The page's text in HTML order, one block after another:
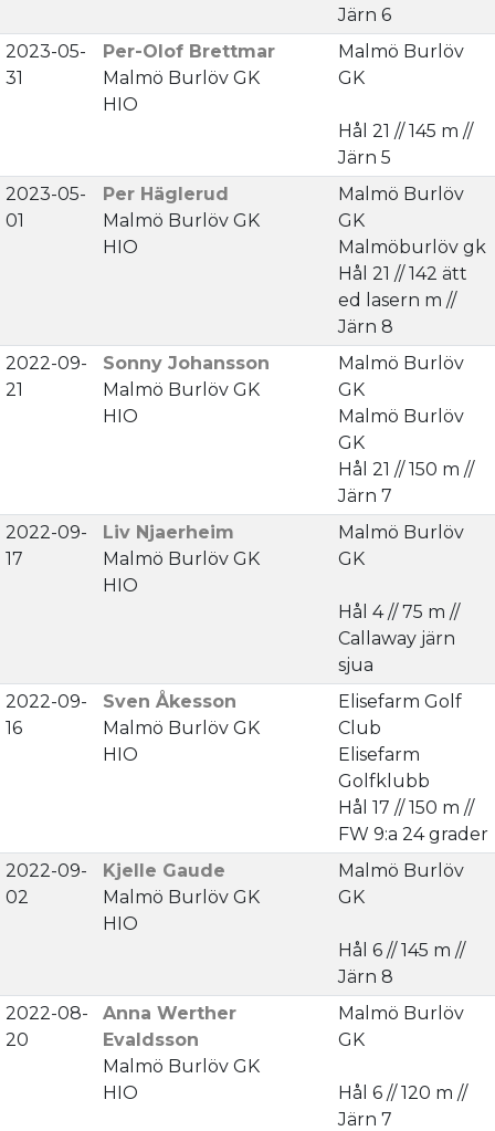
Järn 6
2023-05-
31
Per-Olof Brettmar
Malmö Burlöv GK
HIO
Malmö Burlöv
GK
Hål 21 // 145 m //
Järn 5
2023-05-
01
Per Häglerud
Malmö Burlöv GK
HIO
Malmö Burlöv
GK
Malmöburlöv gk
Hål 21 // 142 ätt
ed lasern m //
Järn 8
2022-09-
21
Sonny Johansson
Malmö Burlöv GK
HIO
Malmö Burlöv
GK
Malmö Burlöv
GK
Hål 21 // 150 m //
Järn 7
2022-09-
17
Liv Njaerheim
Malmö Burlöv GK
HIO
Malmö Burlöv
GK
Hål 4 // 75 m //
Callaway järn
sjua
2022-09-
16
Sven Åkesson
Malmö Burlöv GK
HIO
Elisefarm Golf
Club
Elisefarm
Golfklubb
Hål 17 // 150 m //
FW 9:a 24 grader
2022-09-
02
Kjelle Gaude
Malmö Burlöv GK
HIO
Malmö Burlöv
GK
Hål 6 // 145 m //
Järn 8
2022-08-
20
Anna Werther
Evaldsson
Malmö Burlöv GK
HIO
Malmö Burlöv
GK
Hål 6 // 120 m //
Järn 7